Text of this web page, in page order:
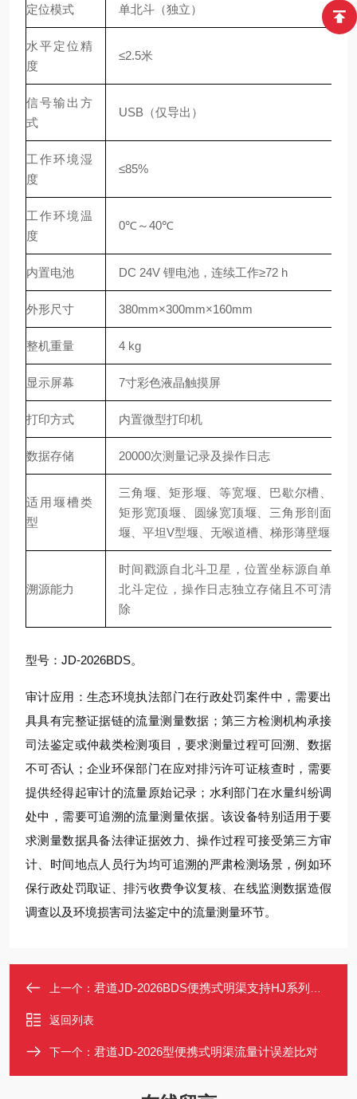
定位模式 单北斗（独立）
水平定位精
度
≤2.5米
信号输出方
式
USB（仅导出）
工作环境湿
度
≤85%
工作环境温
度
0℃～40℃
内置电池 DC 24V 锂电池，连续工作≥72 h
外形尺寸 380mm×300mm×160mm
整机重量 4 kg
显示屏幕 7寸彩色液晶触摸屏
打印方式 内置微型打印机
数据存储 20000次测量记录及操作日志
适用堰槽类
型
三角堰、矩形堰、等宽堰、巴歇尔槽、
矩形宽顶堰、圆缘宽顶堰、三角形剖面
堰、平坦V型堰、无喉道槽、梯形薄壁堰
溯源能力
时间戳源自北斗卫星，位置坐标源自单
北斗定位，操作日志独立存储且不可清
除
型号：JD-2026BDS。
审计应用：生态环境执法部门在行政处罚案件中，需要出
具具有完整证据链的流量测量数据；第三方检测机构承接
司法鉴定或仲裁类检测项目，要求测量过程可回溯、数据
不可否认；企业环保部门在应对排污许可证核查时，需要
提供经得起审计的流量原始记录；水利部门在水量纠纷调
处中，需要可追溯的流量测量依据。该设备特别适用于要
求测量数据具备法律证据效力、操作过程可接受第三方审
计、时间地点人员行为均可追溯的严肃检测场景，例如环
保行政处罚取证、排污收费争议复核、在线监测数据造假
调查以及环境损害司法鉴定中的流量测量环节。
上一个： 君道JD-2026BDS便携式明渠支持HJ系列标准
返回列表
下一个： 君道JD-2026型便携式明渠流量计误差比对